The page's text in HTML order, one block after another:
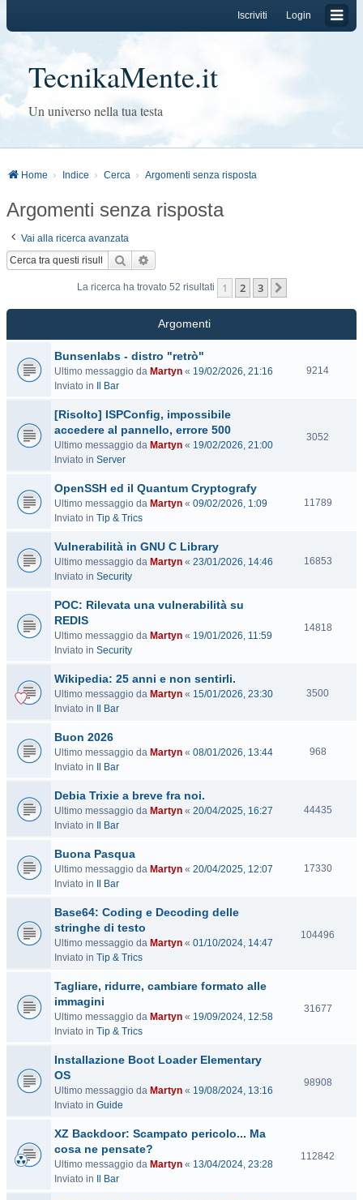
Login
Iscriviti
TecnikaMente.it
Un universo nella tua testa
Home Indice Cerca Argomenti senza risposta
Argomenti senza risposta
Vai alla ricerca avanzata
Cerca
La ricerca ha trovato 52 risultati 1 2 3
Argomenti
Bunsenlabs - distro "retrò"
Ultimo messaggio da Martyn « 19/02/2026, 21:16
Inviato in
Il Bar
9214V
[Risolto] ISPConfig, impossibile
accedere al pannello, errore 500
Ultimo messaggio da Martyn « 19/02/2026, 21:00
Inviato in Server
3052
e
OpenSSH ed il Quantum Cryptografy
Ultimo messaggio da Martyn « 09/02/2026, 1:09
Inviato in Tip & Trics
11789V
t
Vulnerabilità in GNU C Library
Ultimo messaggio da Martyn « 23/01/2026, 14:46
Inviato in Security
16853V
e
POC: Rilevata una vulnerabilità su
REDIS
Ultimo messaggio da Martyn « 19/01/2026, 11:59
Inviato in Security
14818V
Wikipedia: 25 anni e non sentirli.
Ultimo messaggio da Martyn « 15/01/2026, 23:30
Inviato in
Il Bar
3500V
Buon 2026
Ultimo messaggio da Martyn « 08/01/2026, 13:44
Inviato in
Il Bar
968V
t
Debia Trixie a breve fra noi.
Ultimo messaggio da Martyn « 20/04/2025, 16:27
Inviato in
Il Bar
44435V
t
Buona Pasqua
Ultimo messaggio da Martyn « 20/04/2025, 12:07
Inviato in
Il Bar
17330V
e
Base64: Coding e Decoding delle
stringhe di testo
Ultimo messaggio da Martyn « 01/10/2024, 14:47
Inviato in Tip & Trics
104496
Tagliare, ridurre, cambiare formato alle
immagini
Ultimo messaggio da Martyn « 19/09/2024, 12:58
Inviato in Tip & Trics
31677V
e
Installazione Boot Loader Elementary
OS
Ultimo messaggio da Martyn « 19/08/2024, 13:16
Inviato in Guide
98908V
e
XZ Backdoor: Scampato pericolo... Ma
cosa ne pensate?
Ultimo messaggio da Martyn « 13/04/2024, 23:28
Inviato in
Il Bar
112842